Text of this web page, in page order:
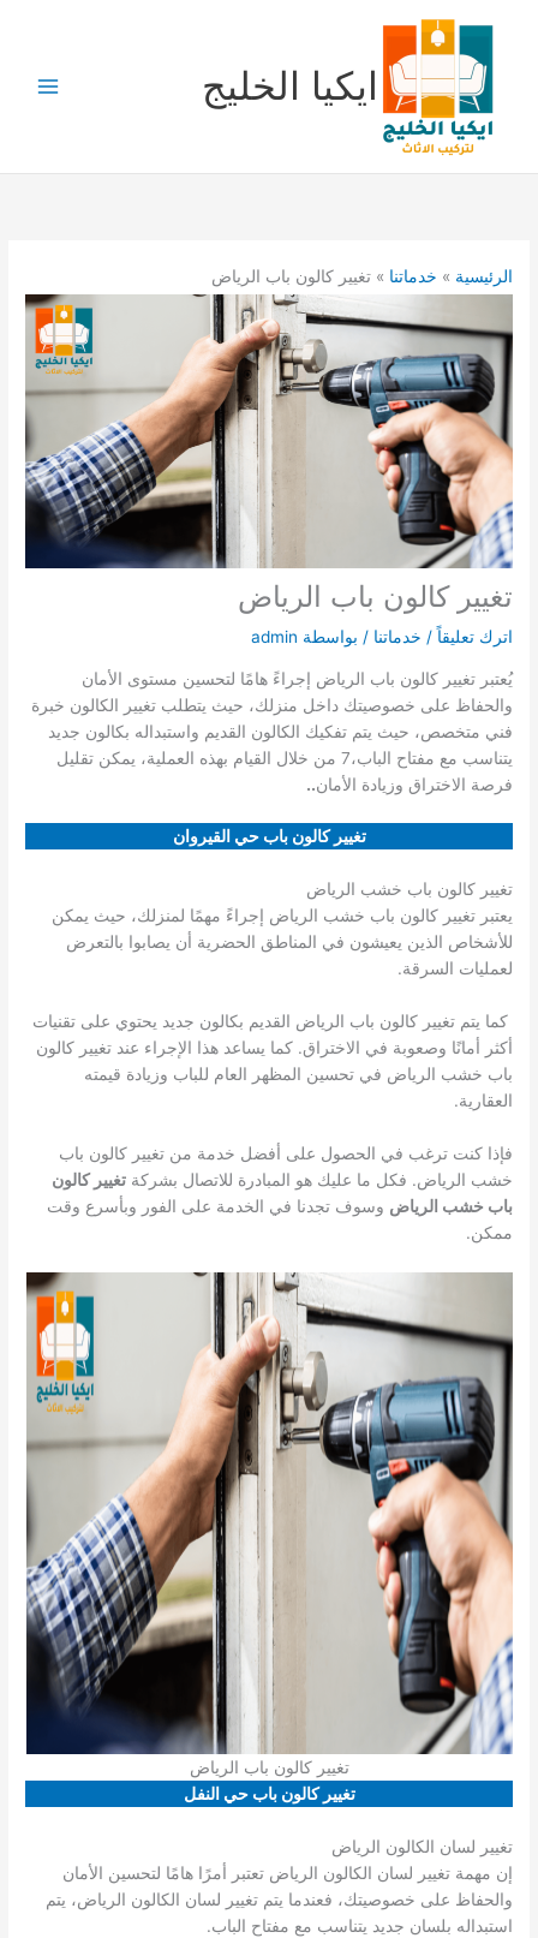
المحتوى
ايكيا الخليج
الرئيسية خدماتنا تغيير كالون باب الرياض
تغيير كالون باب الرياض
اترك تعليقاً / خدماتنا / بواسطة admin
يُعتبر تغيير كالون باب الرياض إجراءً هامًا لتحسين مستوى الأمان
والحفاظ على خصوصيتك داخل منزلك، حيث يتطلب تغيير الكالون خبرة
فني متخصص، حيث يتم تفكيك الكالون القديم واستبداله بكالون جديد
يتناسب مع مفتاح الباب،7 من خلال القيام بهذه العملية، يمكن تقليل
فرصة الاختراق وزيادة الأمان..
تغيير كالون باب حي القيروان
تغيير كالون باب خشب الرياض
يعتبر تغيير كالون باب خشب الرياض إجراءً مهمًا لمنزلك، حيث يمكن
للأشخاص الذين يعيشون في المناطق الحضرية أن يصابوا بالتعرض
لعمليات السرقة.
كما يتم تغيير كالون باب الرياض القديم بكالون جديد يحتوي على تقنيات
أكثر أمانًا وصعوبة في الاختراق. كما يساعد هذا الإجراء عند تغيير كالون
باب خشب الرياض في تحسين المظهر العام للباب وزيادة قيمته
العقارية.
فإذا كنت ترغب في الحصول على أفضل خدمة من تغيير كالون باب
خشب الرياض. فكل ما عليك هو المبادرة للاتصال بشركةتغيير كالون
باب خشب الرياض وسوف تجدنا في الخدمة على الفور وبأسرع وقت
ممكن.
تغيير كالون باب الرياض
تغيير كالون باب حي النفل
تغيير لسان الكالون الرياض
إن مهمة تغيير لسان الكالون الرياض تعتبر أمرًا هامًا لتحسين الأمان
والحفاظ على خصوصيتك، فعندما يتم تغيير لسان الكالون الرياض، يتم
استبداله بلسان جديد يتناسب مع مفتاح الباب.